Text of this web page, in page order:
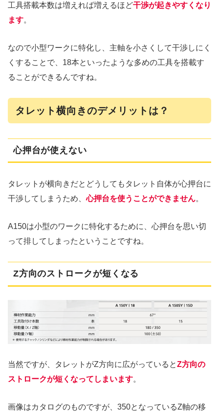
工具搭載本数は増えれば増えるほど干渉が起きやすくなり
ます。
なので小型ワークに特化し、主軸を小さくして干渉しにく
くすることで、18本といったような多めの工具を搭載す
ることができるんですね。
タレット横向きのデメリットは？
心押台が使えない
タレットが横向きだとどうしてもタレット自体が心押台に
干渉してしまうため、心押台を使うことができません。
A150は小型のワークに特化するために、心押台を思い切
って排してしまったということですね。
Z方向のストロークが短くなる
当然ですが、タレットがZ方向に広がっているとZ方向の
ストロークが短くなってしまいます。
画像はカタログのものですが、350となっているZ軸の移